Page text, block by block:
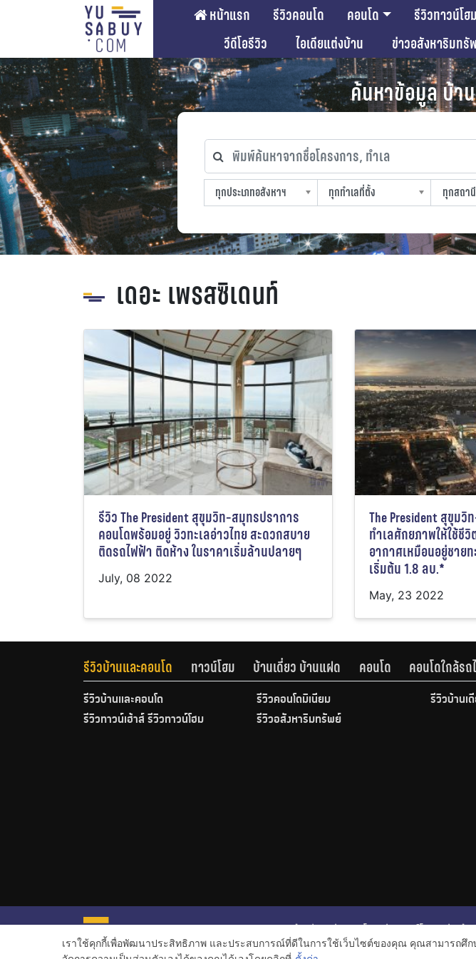
หน้าแรก รีวิวคอนโด คอนโด รีวิวทาวน์โฮม
วีดีโอรีวิว
ไอเดียแต่งบ้าน ข่าวอสังหาริมทรั
ค้นหาข้อมูล บ้า
พิมพ์ค้นหาจากชื่อโครงการ, ทำเล
ทุกประเภทอสังหาฯ
ทุกประเภทอสังหาฯ
ทุกทำเลที่ตั้ง
ทุกทำเลที่ตั้ง
ทุกสถานีรถไฟฟ้า
ทุกสถา
ทุกช่วงราคา
เดอะ เพรสซิเดนท์
รีวิว The President สุขุมวิท-สมุทรปราการ
คอนโดพร้อมอยู่ วิวทะเลอ่าวไทย สะดวกสบาย
ติดรถไฟฟ้า ติดห้าง ในราคาเริ่มล้านปลายๆ
July, 08 2022
The President สุขุม
ทำเลศักยภาพให้ใช้ชีวิ
อากาศเหมือนอยู่ชาย
เริ่มต้น 1.8 ลบ.*
May, 23 2022
รีวิวบ้านและคอนโด ทาวน์โฮม บ้านเดี่ยว บ้านแฝด คอนโด คอนโดใกล้ร
รีวิวบ้านและคอนโด รีวิวคอนโดมิเนียม
รีวิวบ้านเ
รีวิวทาวน์เฮ้าส์ รีวิวทาวน์โฮม
รีวิวอสังหาริมทรัพย์
หน้าหลัก รีวิวคอนโด รีวิวทาวน์โฮม รีวิวบ้า
ข่าวอสังหาริมทรัพย์
โปรโมชั่นบ้านและคอนโด
เราใช้คุกกี้เพื่อพัฒนาประสิทธิภาพ และประสบการณ์ที่ดีในการใช้เว็บไซต์ของคุณ คุณสามารถศึก